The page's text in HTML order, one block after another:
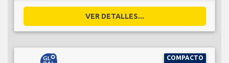
VER DETALLES...
COMPACTO